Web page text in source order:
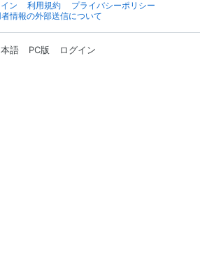
ン 利用規約
プライバシーポリシー
情報の外部送信について
語 PC版 ログイン